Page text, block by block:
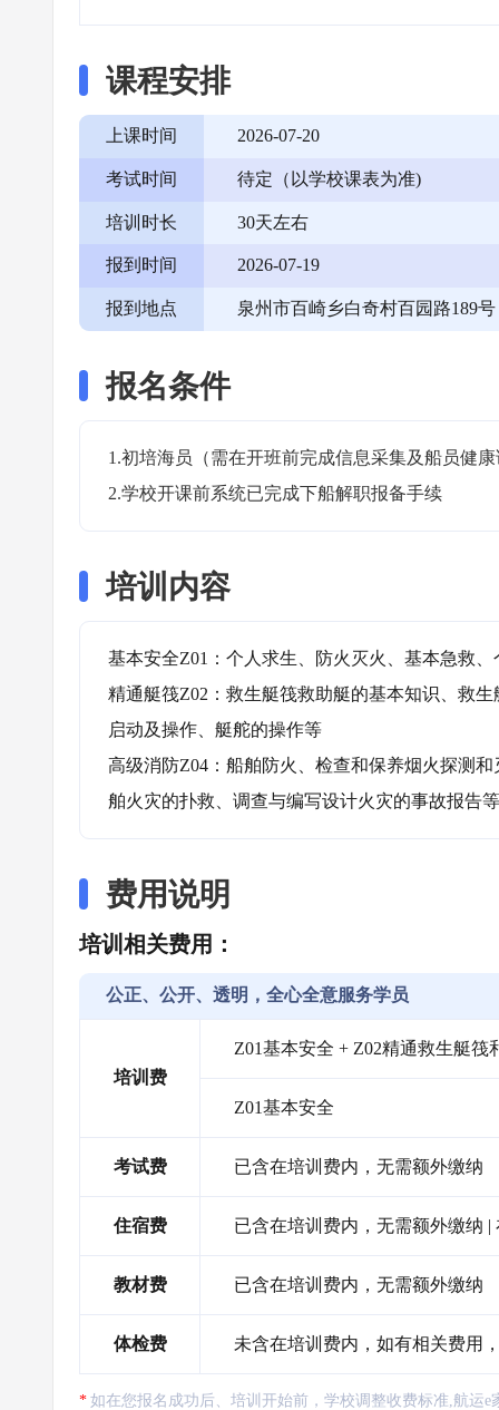
课程安排
上课时间 2026-07-20
考试时间 待定（以学校课表为准)
培训时长 30天左右
报到时间 2026-07-19
报到地点 泉州市百崎乡白奇村百园路189号
报名条件
1.初培海员（需在开班前完成信息采集及船员健
2.学校开课前系统已完成下船解职报备手续
培训内容
基本安全Z01：个人求生、防火灭火、基本急救
精通艇筏Z02：救生艇筏救助艇的基本知识、救
启动及操作、艇舵的操作等
高级消防Z04：船舶防火、检查和保养烟火探测
舶火灾的扑救、调查与编写设计火灾的事故报告等
费用说明
培训相关费用：
公正、公开、透明，全心全意服务学员
培训费
Z01基本安全 + Z02精通救生艇筏
Z01基本安全
考试费 已含在培训费内，无需额外缴纳
住宿费 已含在培训费内，无需额外缴纳
教材费 已含在培训费内，无需额外缴纳
体检费 未含在培训费内，如有相关费用
如在您报名成功后、培训开始前，学校调整收费标准,航运